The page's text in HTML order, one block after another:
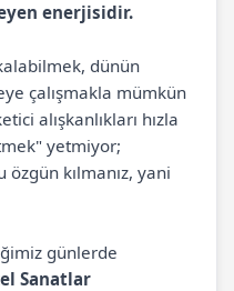
enerjisidir.
dünün
çalışmakla mümkün
alışkanlıkları hızla
yetmiyor;
kılmanız, yani
günlerde
Sanatlar